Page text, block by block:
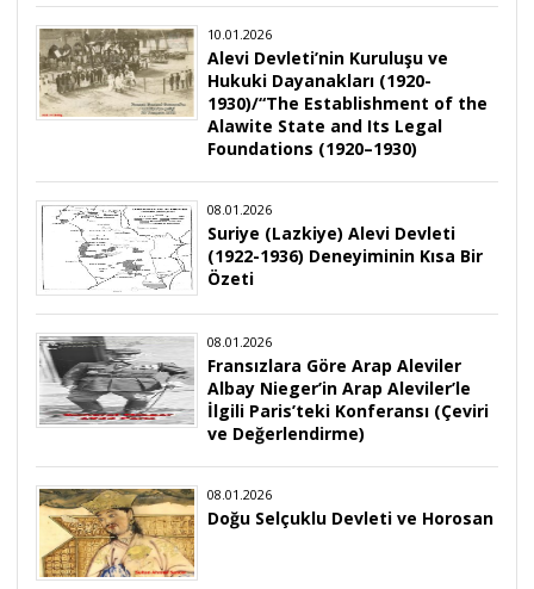
10.01.2026
Alevi Devleti’nin Kuruluşu ve
Hukuki Dayanakları (1920-
1930)/“The Establishment of the
Alawite State and Its Legal
Foundations (1920–1930)
08.01.2026
Suriye (Lazkiye) Alevi Devleti
(1922-1936) Deneyiminin Kısa Bir
Özeti
08.01.2026
Fransızlara Göre Arap Aleviler
Albay Nieger’in Arap Aleviler’le
İlgili Paris’teki Konferansı (Çeviri
ve Değerlendirme)
08.01.2026
Doğu Selçuklu Devleti ve Horosan